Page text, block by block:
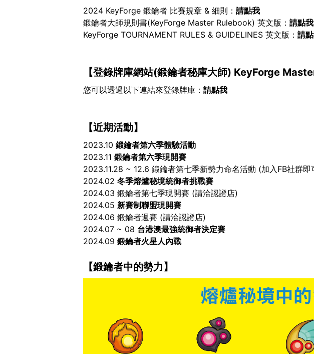
2024 KeyForge 鍛鑰者 比賽規章 & 細則：請點我
鍛鑰者大師規則書(KeyForge Master Rulebook) 英文版：請點我
KeyForge TOURNAMENT RULES & GUIDELINES 英文版：請
【登錄牌庫網站(鍛鑰者秘庫大師) KeyForge
您可以透過以下連結來登錄牌庫：請點我
【近期活動】
2023.10鍛鑰者第六季體驗活動
2023.11鍛鑰者第六季現開賽
2023.11.28 ~ 12.6 鍛鑰者第七季新勢力命名活動 (加入FB社群即
2024.02冬季熔爐秘境統御者挑戰賽
2024.03 鍛鑰者第七季現開賽 (請洽認證店)
2024.05新賽制聯盟現開賽
2024.06 鍛鑰者週賽 (請洽認證店)
2024.07 ~ 08 台港澳最強統御者決定賽
2024.09鍛鑰者火星人內戰
【鍛鑰者中的勢力】